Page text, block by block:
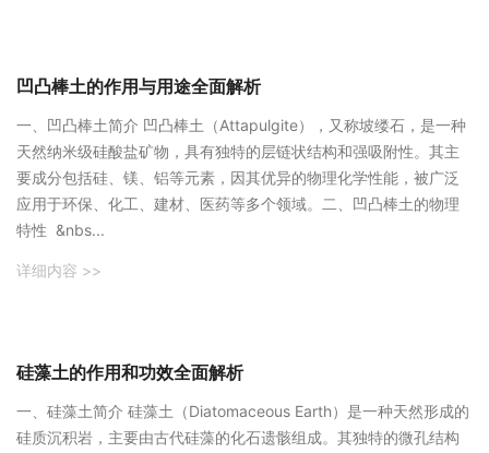
凹凸棒土的作用与用途全面解析
‌一、凹凸棒土简介‌ 凹凸棒土（Attapulgite），又称坡缕石，是一种
天然纳米级硅酸盐矿物，具有独特的层链状结构和强吸附性。其主
要成分包括硅、镁、铝等元素，因其优异的物理化学性能，被广泛
应用于环保、化工、建材、医药等多个领域。‌二、凹凸棒土的物理
特性‌ &nbs...
详细内容 >>
硅藻土的作用和功效全面解析
‌一、硅藻土简介‌ 硅藻土（Diatomaceous Earth）是一种天然形成的
硅质沉积岩，主要由古代硅藻的化石遗骸组成。其独特的微孔结构